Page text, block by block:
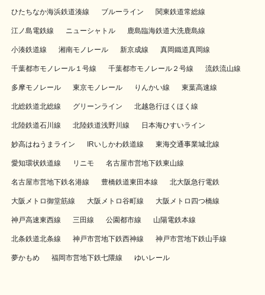
ひたちなか海浜鉄道湊線 ブルーライン 関東鉄道常総線
江ノ島電鉄線 ニューシャトル 鹿島臨海鉄道大洗鹿島線
小湊鉄道線 湘南モノレール 新京成線 真岡鐵道真岡線
千葉都市モノレール１号線 千葉都市モノレール２号線 流鉄流山線
多摩モノレール 東京モノレール りんかい線 東葉高速線
北総鉄道北総線 グリーンライン 北越急行ほくほく線
北陸鉄道石川線 北陸鉄道浅野川線 日本海ひすいライン
妙高はねうまライン IRいしかわ鉄道線 東海交通事業城北線
愛知環状鉄道線 リニモ 名古屋市営地下鉄東山線
名古屋市営地下鉄名港線 豊橋鉄道東田本線 北大阪急行電鉄
大阪メトロ御堂筋線 大阪メトロ谷町線 大阪メトロ四つ橋線
神戸高速東西線 三田線 公園都市線 山陽電鉄本線
北条鉄道北条線 神戸市営地下鉄西神線 神戸市営地下鉄山手線
夢かもめ 福岡市営地下鉄七隈線 ゆいレール